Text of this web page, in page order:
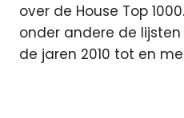
over de House Top
onder andere de
de jaren 2010 tot en